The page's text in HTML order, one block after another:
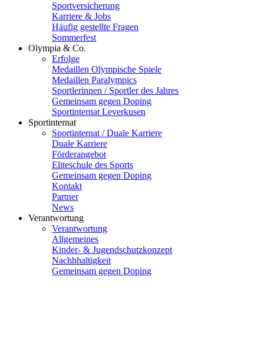
Sportversicherung
Karriere & Jobs
Häufig gestellte Fragen
Sommerfest
Olympia & Co.
Erfolge
Medaillen Olympische Spiele
Medaillen Paralympics
Sportlerinnen / Sportler des Jahres
Gemeinsam gegen Doping
Sportinternat Leverkusen
Sportinternat
Sportinternat / Duale Karriere
Duale Karriere
Förderangebot
Eliteschule des Sports
Gemeinsam gegen Doping
Kontakt
Partner
News
Verantwortung
Verantwortung
Allgemeines
Kinder- & Jugendschutzkonzept
Nachhhaltigkeit
Gemeinsam gegen Doping